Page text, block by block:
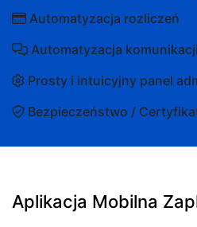
Automatyzacja rozliczeń
Automatyzacja
Prosty i intuicyjny panel
Bezpieczeństwo /
Aplikacja Mobilna